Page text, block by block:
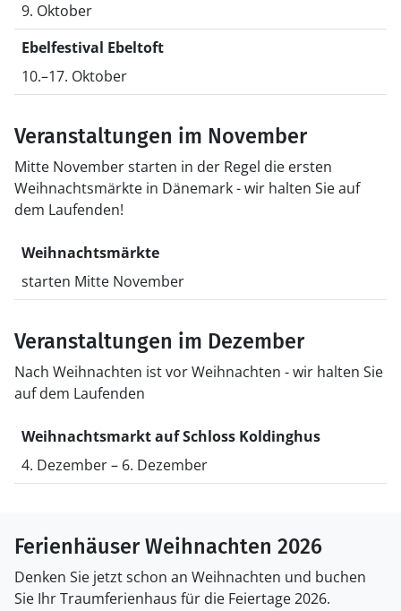
9. Oktober
Ebelfestival Ebeltoft
10.–17. Oktober
Veranstaltungen im November
Mitte November starten in der Regel die ersten
Weihnachtsmärkte in Dänemark - wir halten Sie auf
dem Laufenden!
Weihnachtsmärkte
starten Mitte November
Veranstaltungen im Dezember
Nach Weihnachten ist vor Weihnachten - wir halten Sie
auf dem Laufenden
Weihnachtsmarkt auf Schloss Koldinghus
4. Dezember – 6. Dezember
Ferienhäuser Weihnachten 2026
Denken Sie jetzt schon an Weihnachten und buchen
Sie Ihr Traumferienhaus für die Feiertage 2026.